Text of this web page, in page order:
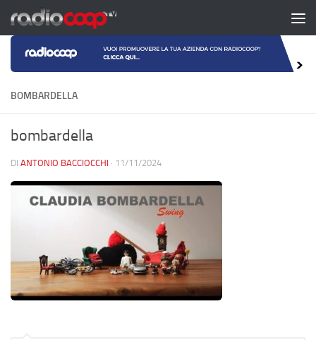
Salta al contenuto
BOMBARDELLA
bombardella
DI ANTONIO BACCIOCCHI · 11/11/2024